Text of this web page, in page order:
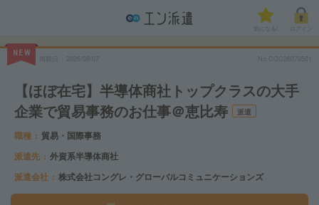
気になる!
NEW
No.CGC26070501
【ほぼ在宅】半導体商社トップクラスの大手
企業で貿易事務のお仕事＠恵比寿
派遣
職種
貿易・国際事務
派遣先
外資系半導体商社
派遣会社
株式会社コングレ・グローバルコミュニケーションズ